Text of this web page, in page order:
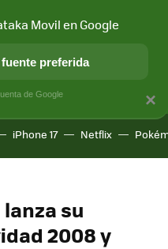
APLICACIONES
iPhone 17 Netflix
su
2008 y
×
Movil en Google
preferida
de Google